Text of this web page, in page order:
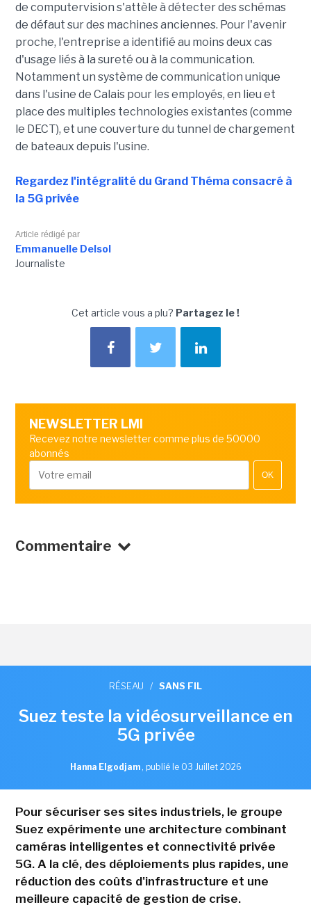
de computervision s'attèle à détecter des schémas
de défaut sur des machines anciennes. Pour l'avenir
proche, l'entreprise a identifié au moins deux cas
d'usage liés à la sureté ou à la communication.
Notamment un système de communication unique
dans l'usine de Calais pour les employés, en lieu et
place des multiples technologies existantes (comme
le DECT), et une couverture du tunnel de chargement
de bateaux depuis l'usine.
Regardez l'intégralité du Grand Théma consacré à
la 5G privée
Article rédigé par
Emmanuelle Delsol
Journaliste
Cet article vous a plu? Partagez le !
NEWSLETTER LMI
Recevez notre newsletter comme plus de 50000
abonnés
OK
Commentaire
RÉSEAU / SANS FIL
Suez teste la vidéosurveillance en
5G privée
Hanna Elgodjam , publié le 03 Juillet 2026
Pour sécuriser ses sites industriels, le groupe
Suez expérimente une architecture combinant
caméras intelligentes et connectivité privée
5G. A la clé, des déploiements plus rapides, une
réduction des coûts d'infrastructure et une
meilleure capacité de gestion de crise.